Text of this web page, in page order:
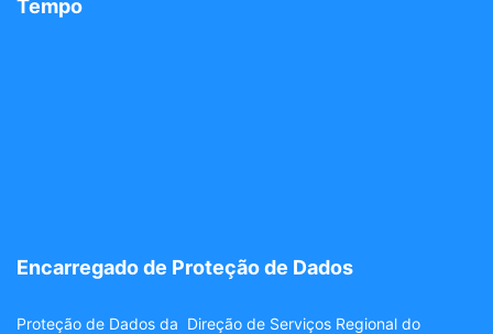
Tempo
Encarregado de Proteção de Dados
Proteção de Dados da Direção de Serviços Regional do